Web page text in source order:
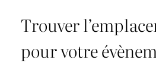
Trouver
pour votre